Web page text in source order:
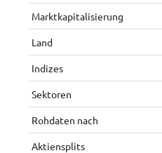
Marktkapitalisierung
Land
Indizes
Sektoren
Rohdaten nach
Aktiensplits